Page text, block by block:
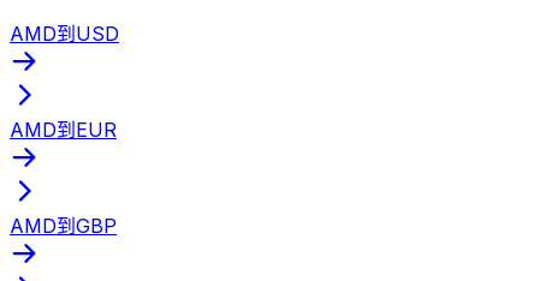
AMD到USD
AMD到EUR
AMD到GBP